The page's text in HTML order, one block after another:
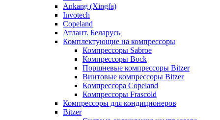
Ankang (Xingfa)
Invotech
Copeland
Атлант. Беларусь
Комплектующие на компрессоры
Компрессоры Sabroe
Компрессоры Bock
Поршневые компрессоры Bitzer
Винтовые компрессоры Bitzer
Компрессора Copeland
Компрессоры Frascold
Компрессоры для кондиционеров
Bitzer